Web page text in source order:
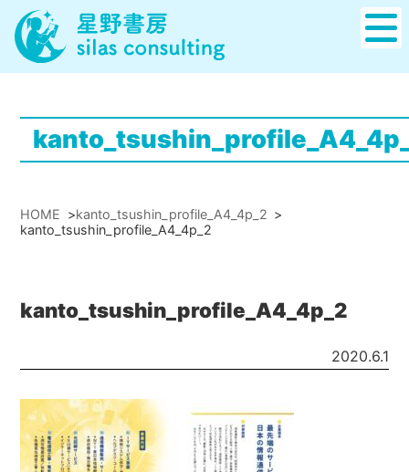
HOME >kanto_tsushin_profile_A4_4p_2 >
kanto_tsushin_profile_A4_4p_2
kanto_tsushin_profile_A4_4p_2
2020.6.1